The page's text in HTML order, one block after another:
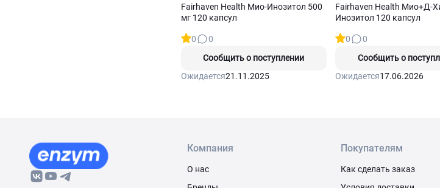
Fairhaven Health Мио-Инозитол 500
мг 120 капсул
0
0
Сообщить о поступлении
Ожидается21.11.2025
Fairhaven Health Мио+Д-
Инозитол 120 капсул
0
0
Сообщить о
Ожидается17.06.2026
Компания
О нас
Покупателям
Как сделать заказ